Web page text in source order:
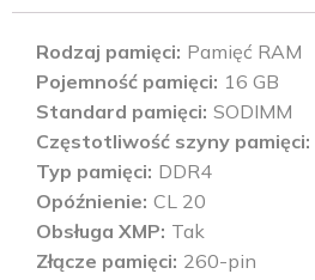
Rodzaj pamięci Pamięć RAM
Pojemność pamięci 16 GB
Standard pamięci SODIMM
Częstotliwość szyny pamięci
Typ pamięci DDR4
Opóźnienie CL 20
Obsługa XMP Tak
Złącze pamięci 260-pin